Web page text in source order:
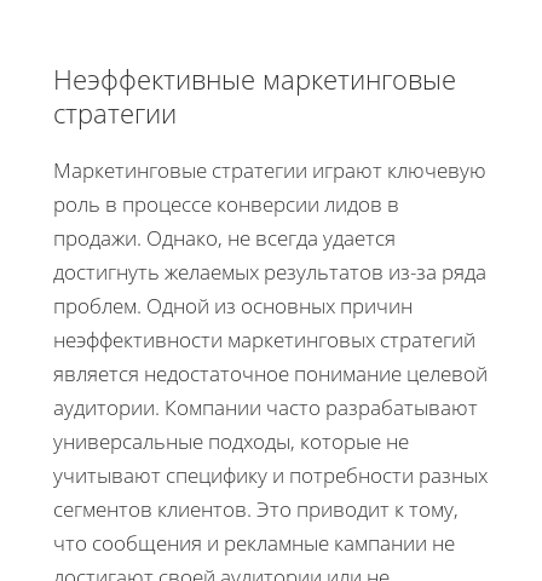
Неэффективные маркетинговые
стратегии
Маркетинговые стратегии играют ключевую
роль в процессе конверсии лидов в
продажи. Однако, не всегда удается
достигнуть желаемых результатов из-за ряда
проблем. Одной из основных причин
неэффективности маркетинговых стратегий
является недостаточное понимание целевой
аудитории. Компании часто разрабатывают
универсальные подходы, которые не
учитывают специфику и потребности разных
сегментов клиентов. Это приводит к тому,
что сообщения и рекламные кампании не